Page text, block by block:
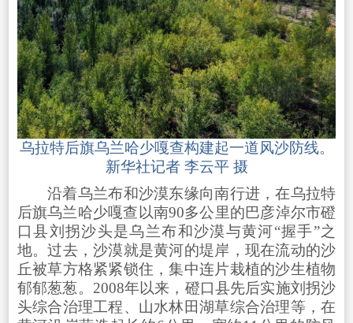
乌拉特后旗乌兰哈少嘎查构建起一道风沙防线。
新华社记者 李云平 摄
沿着乌兰布和沙漠东缘向南行进，在乌拉特
后旗乌兰哈少嘎查以南90多公里的巴彦淖尔市磴
口县刘拐沙头是乌兰布和沙漠与黄河“握手”之
地。过去，沙漠就是黄河的堤岸，现在流动的沙
丘被草方格紧紧锁住，集中连片栽植的沙生植物
郁郁葱葱。2008年以来，磴口县先后实施刘拐沙
头综合治理工程、山水林田湖草综合治理等，在